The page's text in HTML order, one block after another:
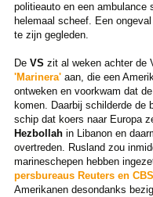
politieauto en een ambulance
helemaal scheef. Een
te zijn gegleden.
De VS zit al weken achter de
'Marinera'aan, die een
ontweken en voorkwam dat
komen. Daarbij schilderde de
schip dat koers naar Europa
Hezbollahin Libanon en
overtreden. Rusland zou
marineschepen hebben
persbureaus Reuters en
Amerikanen desondanks